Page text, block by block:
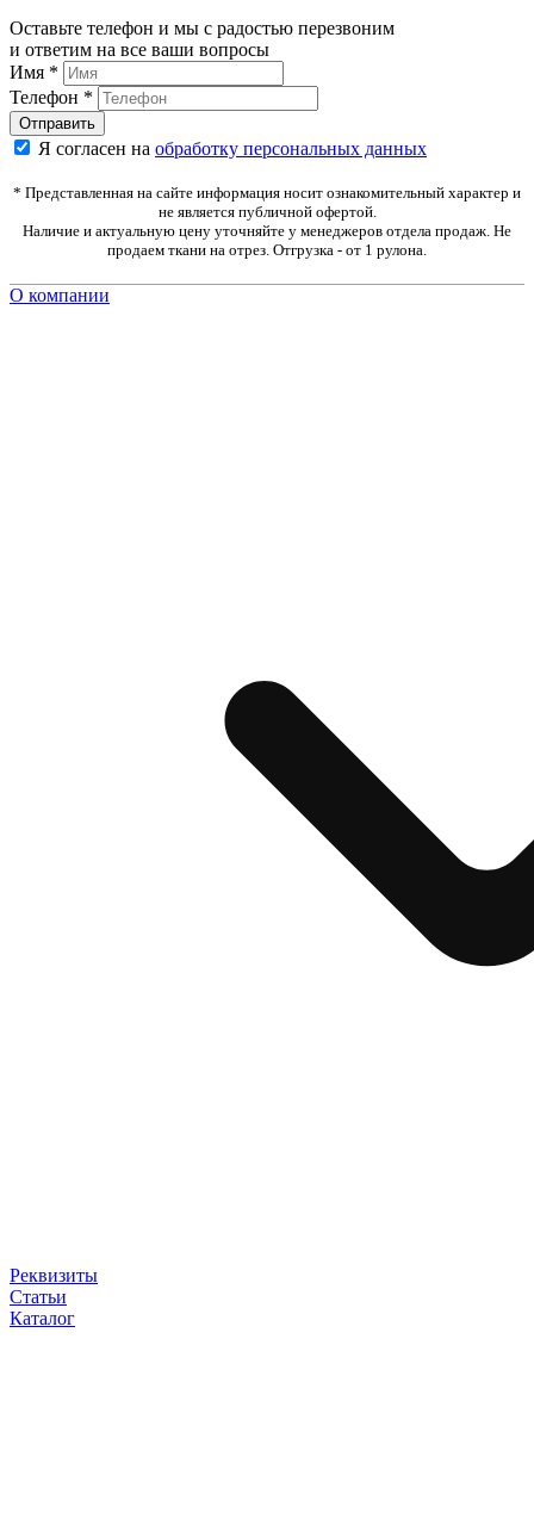
Оставьте телефон и мы с радостью перезвоним
и ответим на все ваши вопросы
Имя *
Телефон *
Я согласен на обработку персональных данных
* Представленная на сайте информация носит ознакомительный характер и
не является публичной офертой.
Наличие и актуальную цену уточняйте у менеджеров отдела продаж. Не
продаем ткани на отрез. Отгрузка - от 1 рулона.
О компании
Реквизиты
Статьи
Каталог